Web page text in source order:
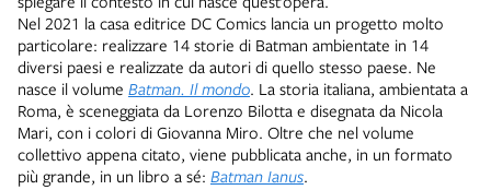
Nel 2021 la casa editrice DC Comics lancia un progetto molto
particolare: realizzare 14 storie di Batman ambientate in 14
diversi paesi e realizzate da autori di quello stesso paese. Ne
nasce il volume Batman. Il mondo. La storia italiana, ambientata a
Roma, è sceneggiata da Lorenzo Bilotta e disegnata da Nicola
Mari, con i colori di Giovanna Miro. Oltre che nel volume
collettivo appena citato, viene pubblicata anche, in un formato
più grande, in un libro a sé: Batman Ianus.